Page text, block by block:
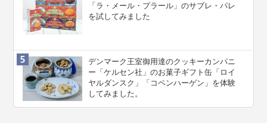
「ラ・メール・プラール」のサブレ・パレ
を試してみました
デンマーク王室御用達のクッキーカンパニ
ー「ケルセン社」のお菓子ギフト缶「ロイ
ヤルダンスク」「コペンハーゲン」を体験
してみました。